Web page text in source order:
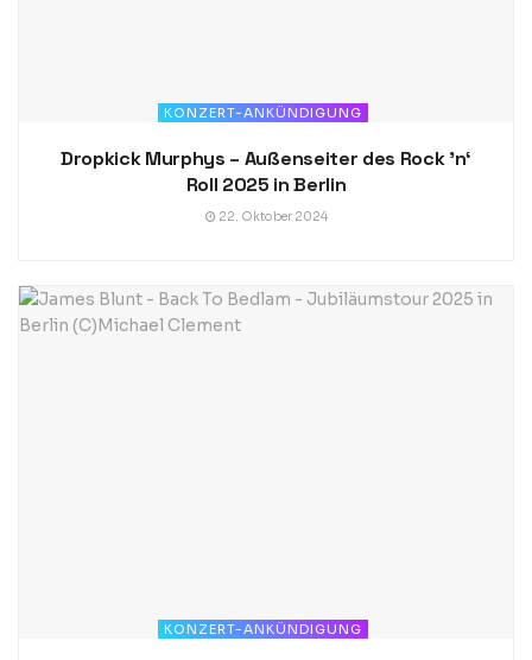
KONZERT-ANKÜNDIGUNG
Dropkick Murphys – Außenseiter des Rock ’n‘
Roll 2025 in Berlin
22. Oktober 2024
KONZERT-ANKÜNDIGUNG